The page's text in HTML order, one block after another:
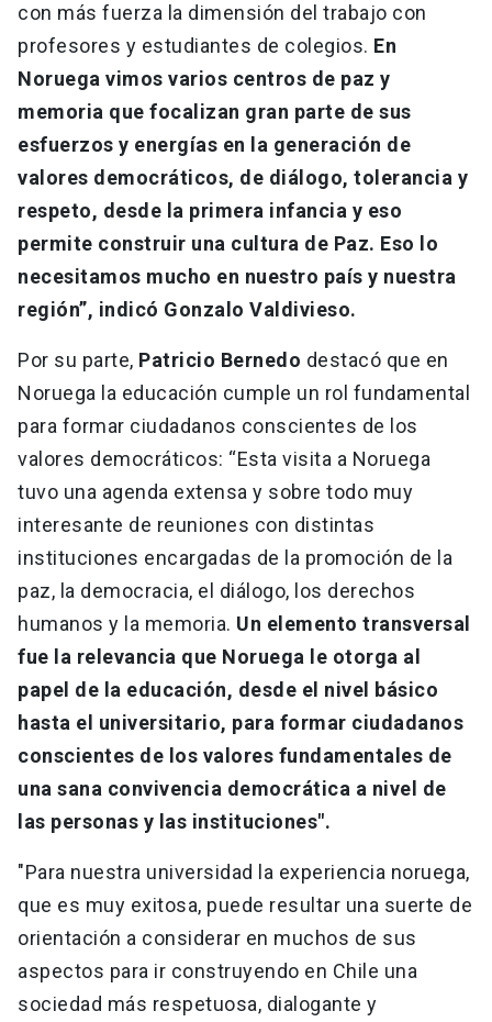
con más fuerza la dimensión del trabajo con
profesores y estudiantes de colegios. En
Noruega vimos varios centros de paz y
memoria que focalizan gran parte de sus
esfuerzos y energías en la generación de
valores democráticos, de diálogo, tolerancia y
respeto, desde la primera infancia y eso
permite construir una cultura de Paz. Eso lo
necesitamos mucho en nuestro país y nuestra
región”, indicó Gonzalo Valdivieso.
Por su parte, Patricio Bernedo destacó que en
Noruega la educación cumple un rol fundamental
para formar ciudadanos conscientes de los
valores democráticos: “Esta visita a Noruega
tuvo una agenda extensa y sobre todo muy
interesante de reuniones con distintas
instituciones encargadas de la promoción de la
paz, la democracia, el diálogo, los derechos
humanos y la memoria. Un elemento transversal
fue la relevancia que Noruega le otorga al
papel de la educación, desde el nivel básico
hasta el universitario, para formar ciudadanos
conscientes de los valores fundamentales de
una sana convivencia democrática a nivel de
las personas y las instituciones".
"Para nuestra universidad la experiencia noruega,
que es muy exitosa, puede resultar una suerte de
orientación a considerar en muchos de sus
aspectos para ir construyendo en Chile una
sociedad más respetuosa, dialogante y